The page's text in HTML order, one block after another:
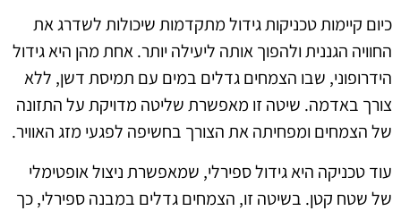
כיום קיימות טכניקות גידול מתקדמות שיכולות לשדרג את
החוויה הגננית ולהפוך אותה ליעילה יותר. אחת מהן היא גידול
הידרופוני, שבו הצמחים גדלים במים עם תמיסת דשן, ללא
צורך באדמה. שיטה זו מאפשרת שליטה מדויקת על התזונה
של הצמחים ומפחיתה את הצורך בחשיפה לפגעי מזג האוויר.
עוד טכניקה היא גידול ספירלי, שמאפשרת ניצול אופטימלי
של שטח קטן. בשיטה זו, הצמחים גדלים במבנה ספירלי, כך